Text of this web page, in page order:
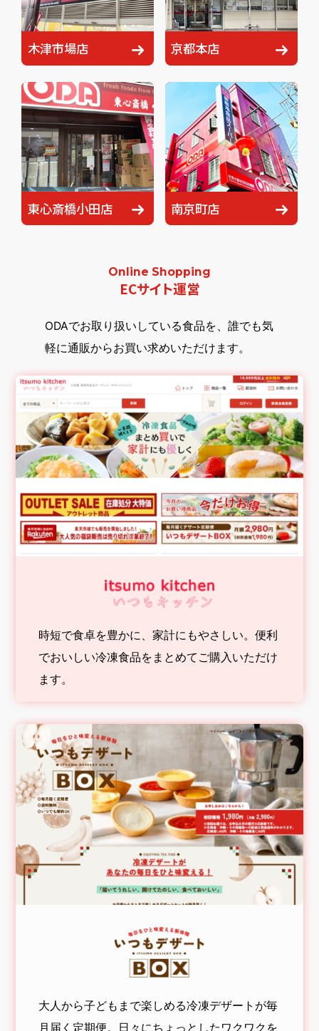
木津市場店 京都本店
東心斎橋小田店 南京町店
Online Shopping
ECサイト運営
ODAでお取り扱いしている食品を、誰でも気
軽に通販からお買い求めいただけます。
時短で食卓を豊かに、家計にもやさしい。便利
でおいしい冷凍食品をまとめてご購入いただけ
ます。
大人から子どもまで楽しめる冷凍デザートが毎
月届く定期便。日々にちょっとしたワクワクを